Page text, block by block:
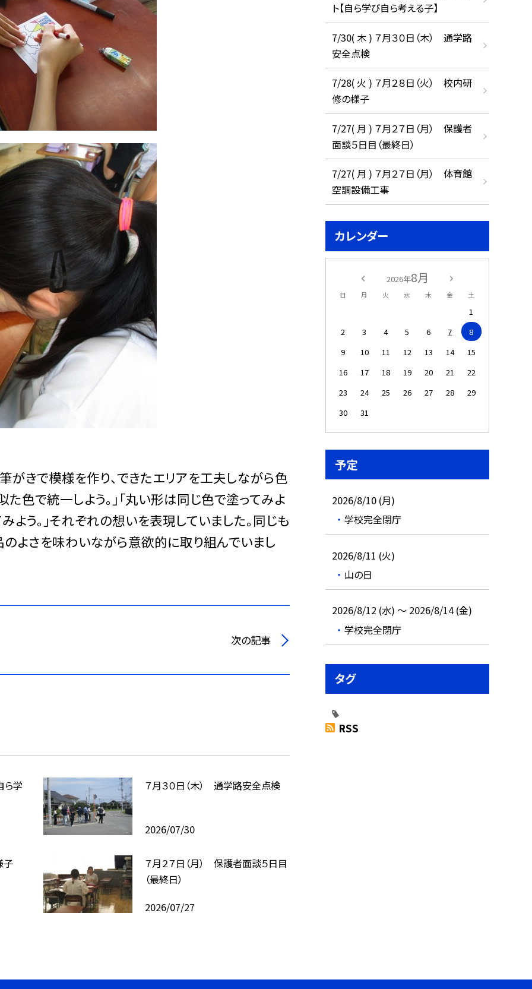
きで模様を作り、できたエリアを工夫しながら色
色で統一しよう。」「丸い形は同じ色で塗ってみよ
よう。」それぞれの想いを表現していました。同じも
よさを味わいながら意欲的に取り組んでいまし
次の記事
ら学 ７月３０日（木） 通学路安全点検
2026/07/30
子
７月２７日（月） 保護者面談５日目
（最終日）
2026/07/27
ト【自ら学び自ら考える子】
7/30( 木 ) ７月３０日（木） 通学路
安全点検
7/28( 火 ) ７月２８日（火） 校内研
修の様子
7/27( 月 ) ７月２７日（月） 保護者
面談５日目（最終日）
7/27( 月 ) ７月２７日（月） 体育館
空調設備工事
カレンダー
2026年8月
日 月 火 水 木 金 土
1
2
3 4 5 6 7
8
9
10 11 12 13 14
15
16
17 18 19 20 21
22
23
24 25 26 27 28
29
30
31
予定
2026/8/10 (月)
学校完全閉庁
2026/8/11 (火)
山の日
2026/8/12 (水) ～ 2026/8/14 (金)
学校完全閉庁
タグ
RSS